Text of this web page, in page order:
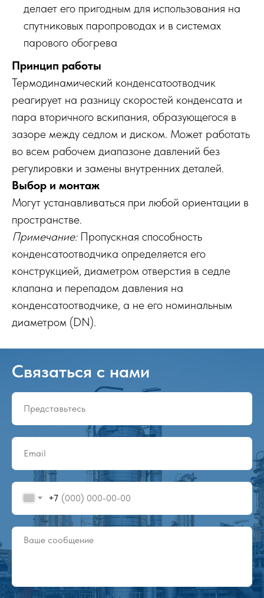
делает его пригодным для использования на
спутниковых паропроводах и в системах
парового обогрева
Принцип работы
Термодинамический конденсатоотводчик
реагирует на разницу скоростей конденсата и
пара вторичного вскипания, образующегося в
зазоре между седлом и диском. Может работать
во всем рабочем диапазоне давлений без
регулировки и замены внутренних деталей.
Выбор и монтаж
Могут устанавливаться при любой ориентации в
пространстве.
Примечание:Пропускная способность
конденсатоотводчика определяется его
конструкцией, диаметром отверстия в седле
клапана и перепадом давления на
конденсатоотводчике, а не его номинальным
диаметром (DN).
Связаться с нами
+7